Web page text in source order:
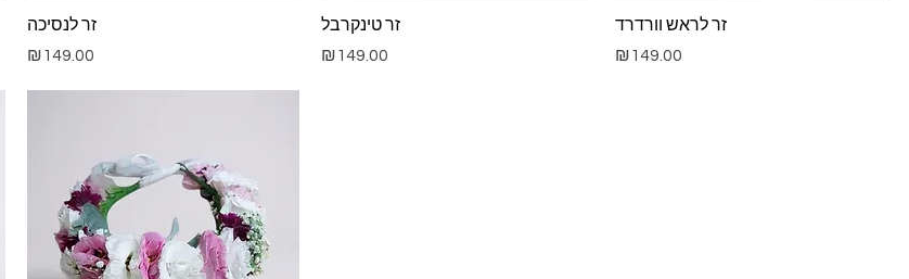
זר לנסיכה
Price
₪149.00
זר טינקרבל
Price
₪149.00
זר לראש וורדרד
Price
₪149.00